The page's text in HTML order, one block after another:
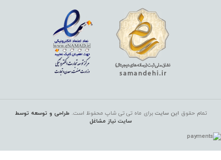
تمام حقوق این سایتبرای ماه تی تی شاپ محفوظ است.طراحی و توسعه توسط
سایت نیاز مشاغل